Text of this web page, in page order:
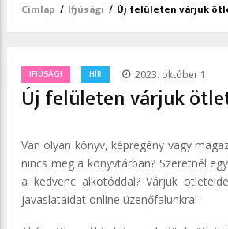
Morzsa
Címlap / Ifjúsági / Új felületen várjuk
IFJÚSÁGI HÍR 2023. október 1.
Új felületen várjuk
Van olyan könyv, képregény vagy
nincs meg a könyvtárban? Szeretnél
a kedvenc alkotóddal? Várjuk
javaslataidat online üzenőfalunkra!